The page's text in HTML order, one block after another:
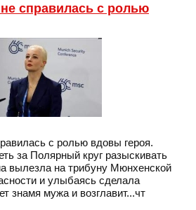
справилась с ролью
с ролью вдовы героя.
за Полярный круг разыскивать
вылезла на трибуну Мюнхенской
и улыбаясь сделала
знамя мужа и возглавит...чт